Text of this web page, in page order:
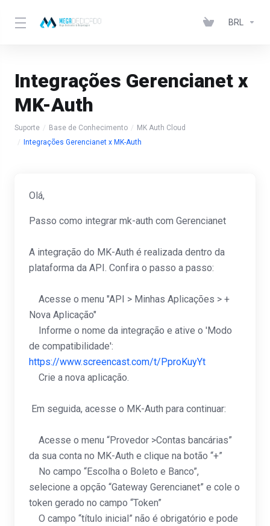
BRL
Integrações Gerencianet x
MK-Auth
Suporte Base de Conhecimento
MK Auth Cloud
Integrações Gerencianet x MK-Auth
Olá,
Passo como integrar mk-auth com Gerencianet
A integração do MK-Auth é realizada dentro da
plataforma da API. Confira o passo a passo:
Acesse o menu "API > Minhas Aplicações > +
Nova Aplicação"
Informe o nome da integração e ative o 'Modo
de compatibilidade':
https://www.screencast.com/t/PproKuyYt
Crie a nova aplicação.
Em seguida, acesse o MK-Auth para continuar:
Acesse o menu “Provedor >Contas bancárias”
da sua conta no MK-Auth e clique na botão “+”
No campo “Escolha o Boleto e Banco”,
selecione a opção “Gateway Gerencianet” e cole o
token gerado no campo “Token”
O campo “título inicial” não é obrigatório e pode